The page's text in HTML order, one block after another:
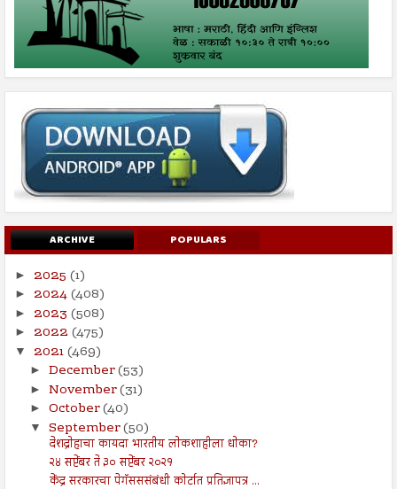
ARCHIVE POPULARS
► 2025 (1)
► 2024(408)
► 2023 (508)
► 2022 (475)
▼ 2021(469)
► December(53)
► November(31)
► October(40)
▼ September(50)
देशद्रोहाचा कायदा भारतीय लोकशाहीला धोका?
२४ सप्टेंबर ते ३० सप्टेंबर २०२१
केंद्र सरकारचा पेगॅसससंबंधी कोर्टात प्रतिज्ञापत्र ...